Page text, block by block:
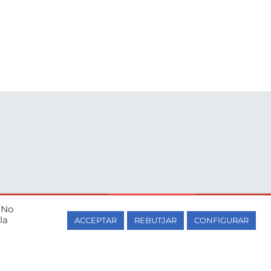
i centre autoritzat de grau
ACCEPTAR REBUTJAR CONFIGURAR